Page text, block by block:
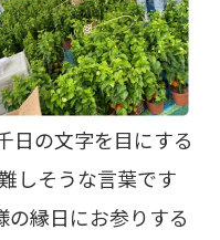
日の文字を目にする
しそうな言葉です
縁日にお参りする